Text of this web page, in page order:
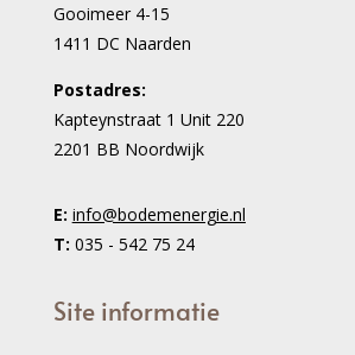
Gooimeer 4-15
1411 DC Naarden
Postadres:
Kapteynstraat 1 Unit 220
2201 BB Noordwijk
E: info@bodemenergie.nl
T: 035 - 542 75 24
Site informatie